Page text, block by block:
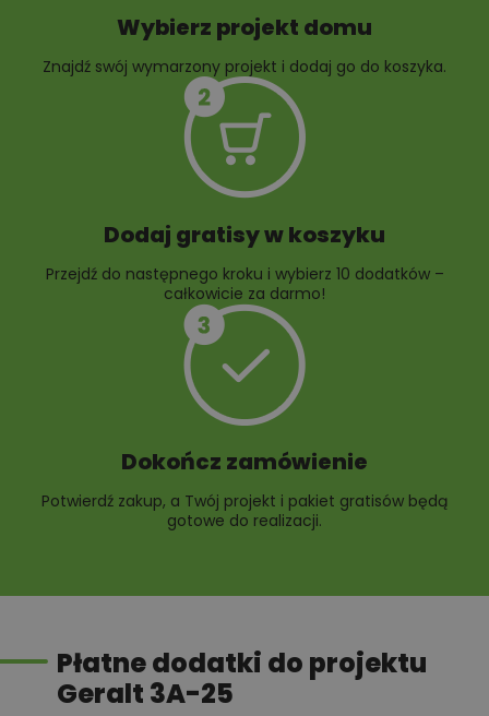
10 projektów rabat
Wybierz projekt domu
Znajdź swój wymarzony projekt i dodaj go do koszyka.
Dodaj gratisy w koszyku
Przejdź do następnego kroku i wybierz 10 dodatków –
całkowicie za darmo!
Dokończ zamówienie
Potwierdź zakup, a Twój projekt i pakiet gratisów będą
gotowe do realizacji.
Płatne dodatki do projektu
Geralt 3A-25